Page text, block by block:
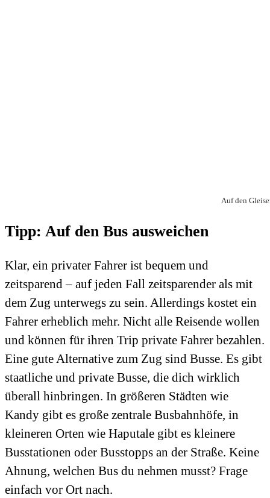
Auf den
Tipp: Auf den Bus ausweichen
Klar, ein privater Fahrer ist bequem und
zeitsparend – auf jeden Fall zeitsparender als mit
dem Zug unterwegs zu sein. Allerdings kostet ein
Fahrer erheblich mehr. Nicht alle Reisende wollen
und können für ihren Trip private Fahrer bezahlen.
Eine gute Alternative zum Zug sind Busse. Es gibt
staatliche und private Busse, die dich wirklich
überall hinbringen. In größeren Städten wie
Kandy gibt es große zentrale Busbahnhöfe, in
kleineren Orten wie Haputale gibt es kleinere
Busstationen oder Busstopps an der Straße. Keine
Ahnung, welchen Bus du nehmen musst? Frage
einfach vor Ort nach.